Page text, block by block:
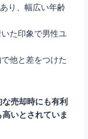
り、幅広い年齢
いた印象で男性ユ
で他と差をつけた
売却時にも有利
いとされていま